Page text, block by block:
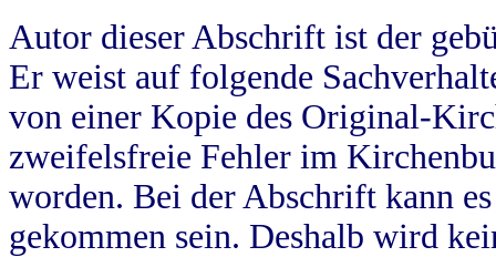
Autor dieser Abschrift ist der
Er weist auf folgende
von einer Kopie des Original-
zweifelsfreie Fehler im
worden. Bei der Abschrift kann
gekommen sein. Deshalb wird